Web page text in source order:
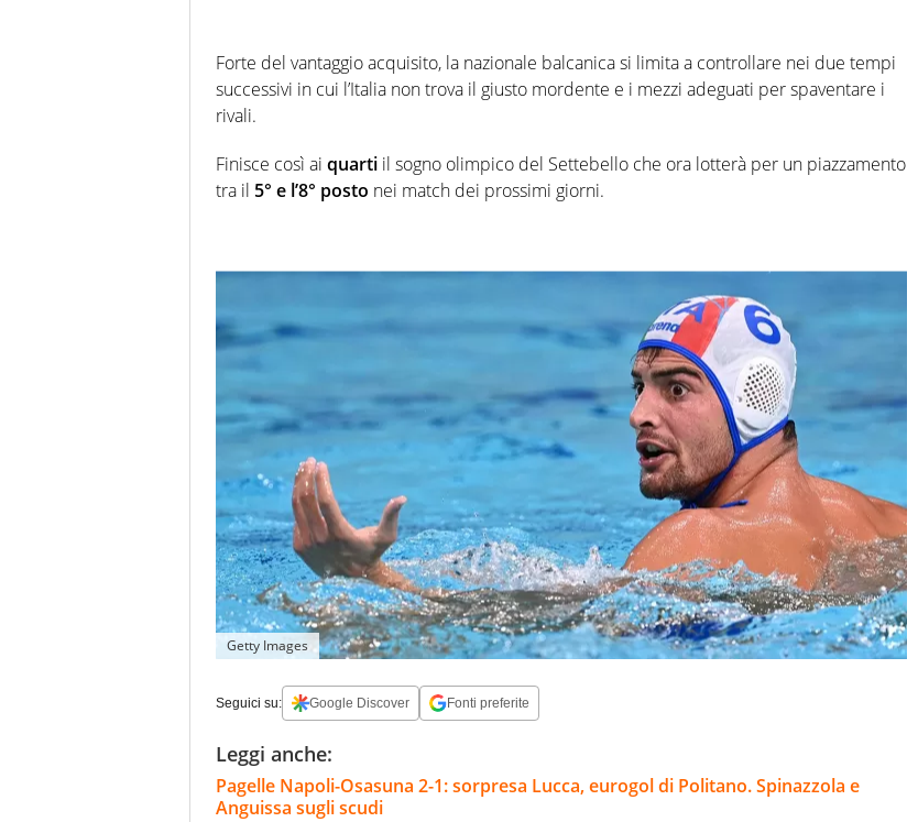
Forte del vantaggio acquisito, la nazionale balcanica si limita a controllare nei due tempi
successivi in cui l’Italia non trova il giusto mordente e i mezzi adeguati per spaventare i
rivali.
Finisce così ai quarti il sogno olimpico del Settebello che ora lotterà per un piazzamento
tra il 5° e l’8° posto nei match dei prossimi giorni.
Getty Images
Seguici su: Google Discover Fonti preferite
Leggi anche:
Pagelle Napoli-Osasuna 2-1: sorpresa Lucca, eurogol di Politano. Spinazzola e
Anguissa sugli scudi